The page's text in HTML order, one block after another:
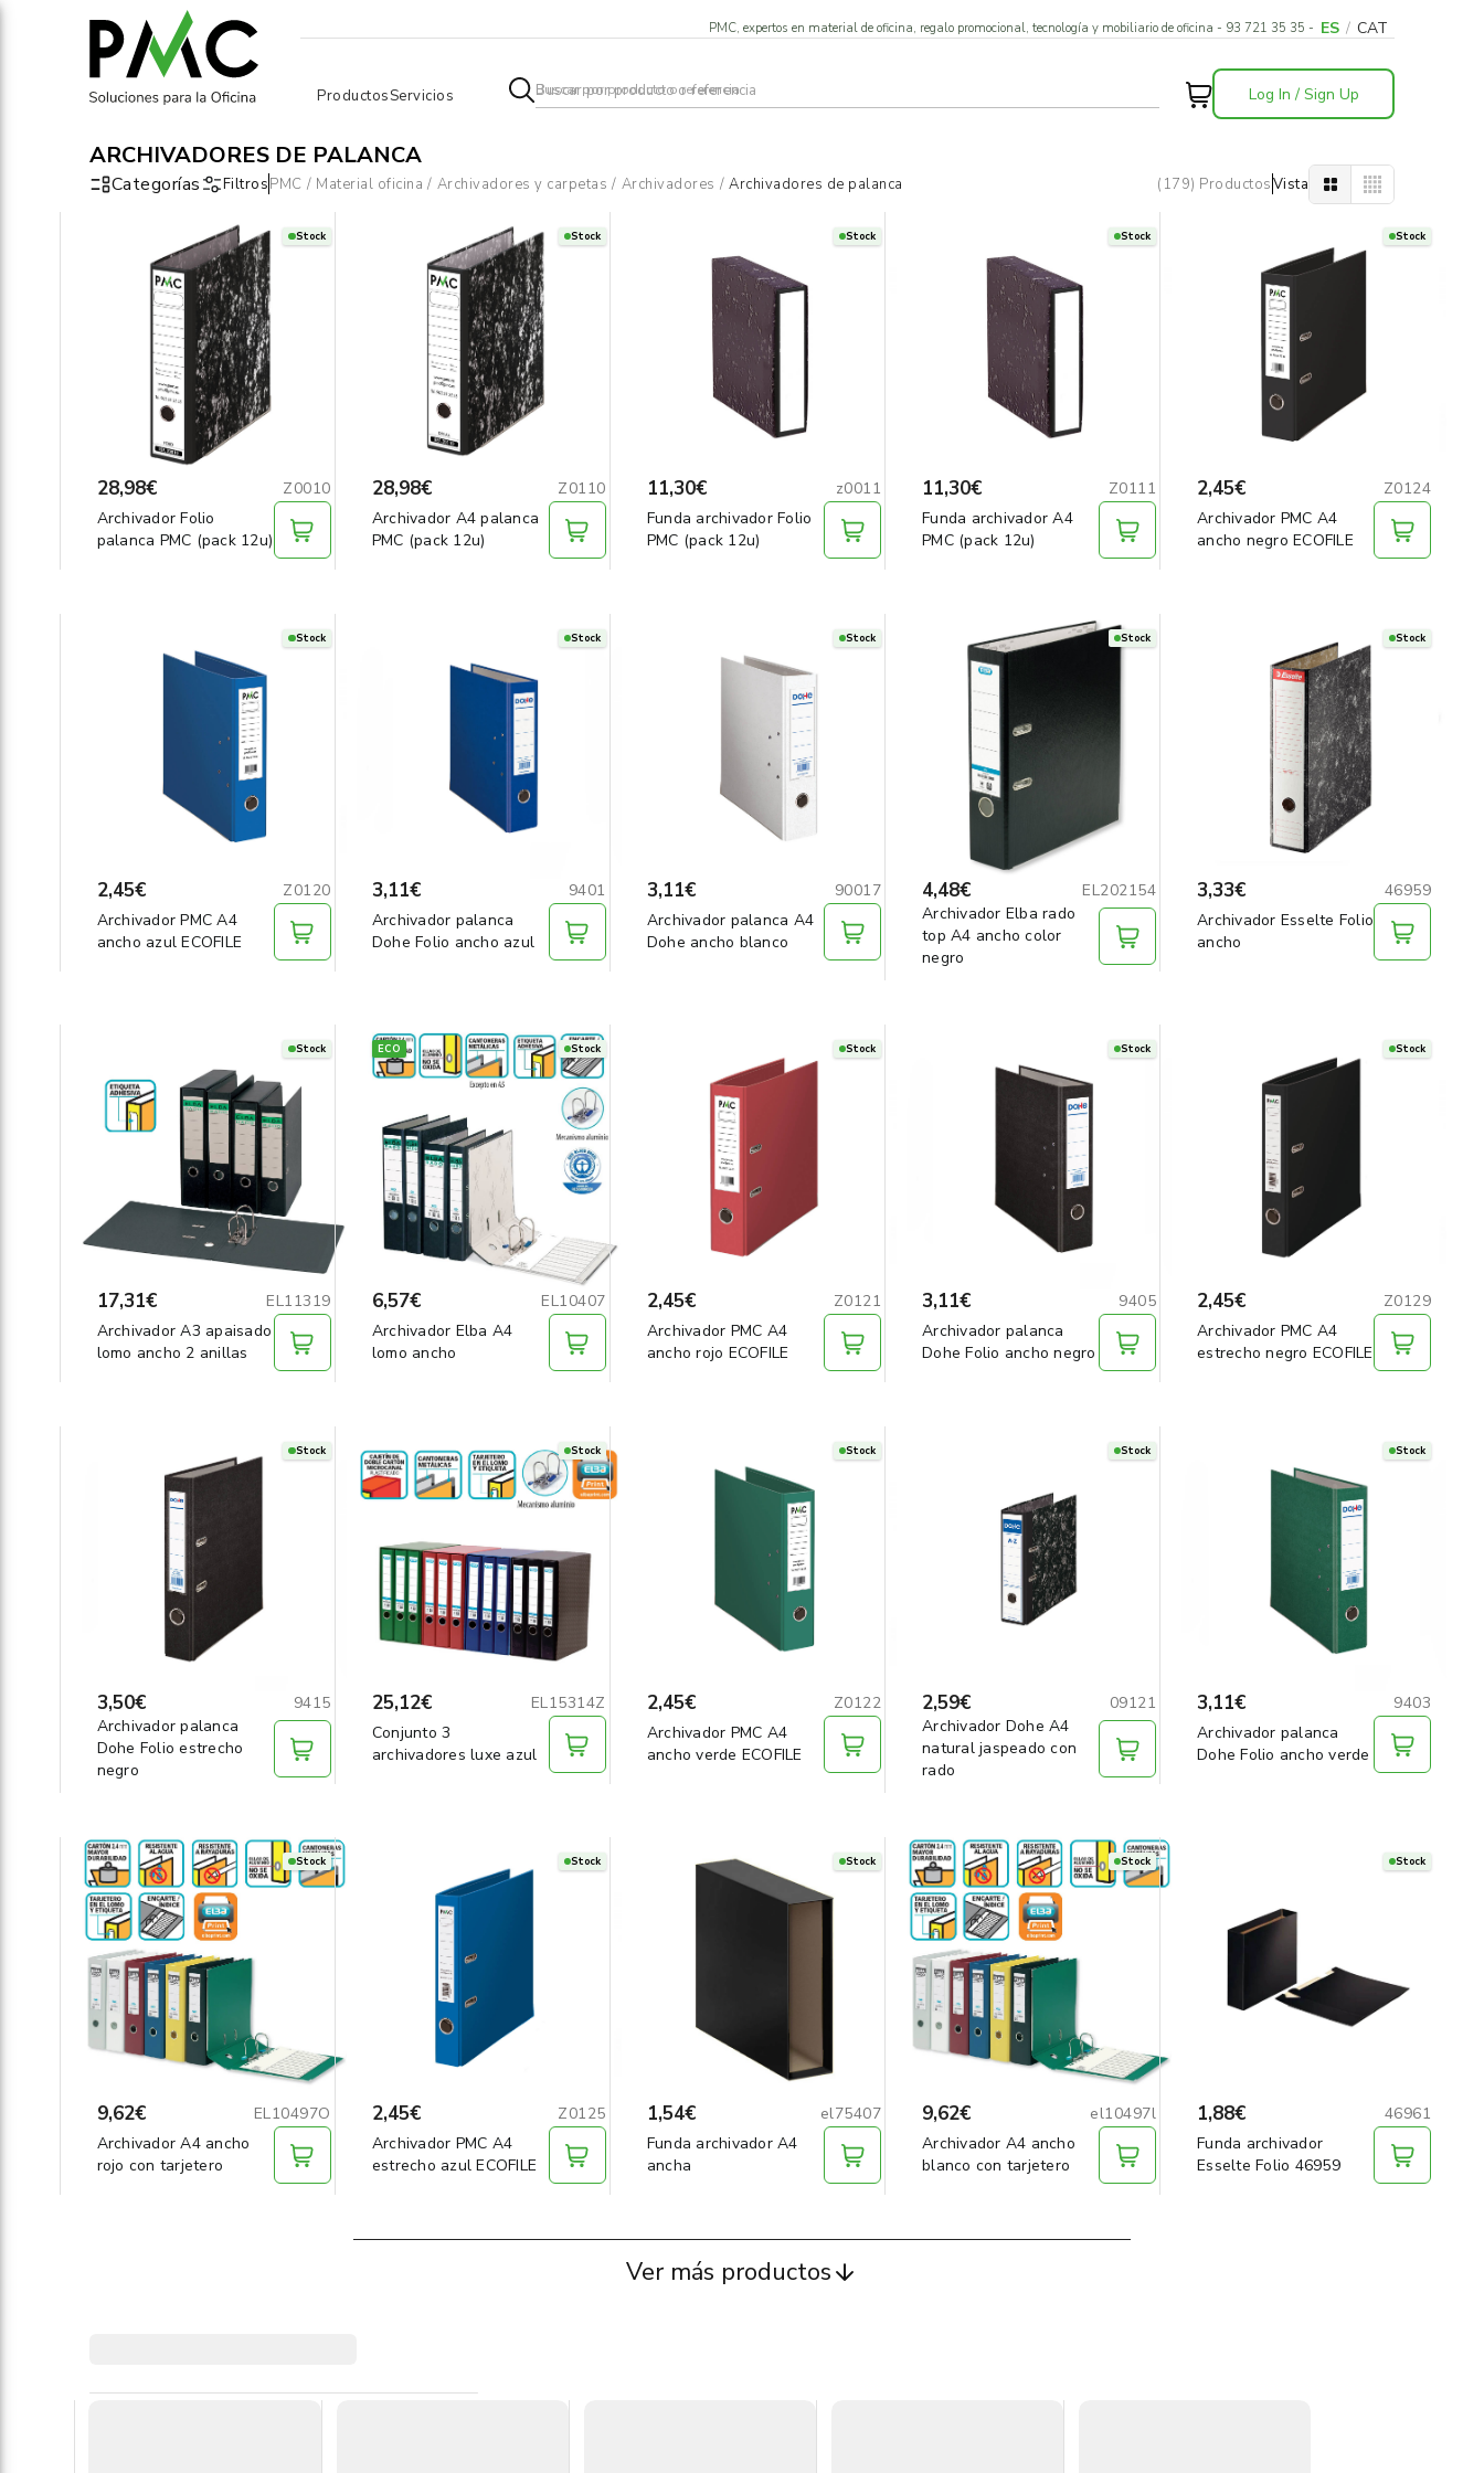
PMC, expertos en material de oficina, regalo promocional, tecnología y mobiliario de oficina - 93 721 35 35 - ES / CAT
ProductosServicios Log In / Sign Up
ARCHIVADORES DE PALANCA
Categorías FiltrosPMC / Material oficina / Archivadores y carpetas / Archivadores / Archivadores de palanca (179) ProductosVista
Stock
28,98€
Z0010
Archivador Folio
palanca PMC (pack 12u)
Stock
28,98€
Z0110
Archivador A4 palanca
PMC (pack 12u)
Stock
11,30€
z0011
Funda archivador Folio
PMC (pack 12u)
Stock
11,30€
Z0111
Funda archivador A4
PMC (pack 12u)
Stock
2,45€
Z0124
Archivador PMC A4
ancho negro ECOFILE
Stock
2,45€
Z0120
Archivador PMC A4
ancho azul ECOFILE
Stock
3,11€
9401
Archivador palanca
Dohe Folio ancho azul
Stock
3,11€
90017
Archivador palanca A4
Dohe ancho blanco
Stock
4,48€
EL202154
Archivador Elba rado
top A4 ancho color
negro
Stock
3,33€
46959
Archivador Esselte Folio
ancho
Stock
17,31€
EL11319
Archivador A3 apaisado
lomo ancho 2 anillas
ECO Stock
6,57€
EL10407
Archivador Elba A4
lomo ancho
Stock
2,45€
Z0121
Archivador PMC A4
ancho rojo ECOFILE
Stock
3,11€
9405
Archivador palanca
Dohe Folio ancho negro
Stock
2,45€
Z0129
Archivador PMC A4
estrecho negro ECOFILE
Stock
3,50€
9415
Archivador palanca
Dohe Folio estrecho
negro
Stock
25,12€
EL15314Z
Conjunto 3
archivadores luxe azul
Stock
2,45€
Z0122
Archivador PMC A4
ancho verde ECOFILE
Stock
2,59€
09121
Archivador Dohe A4
natural jaspeado con
rado
Stock
3,11€
9403
Archivador palanca
Dohe Folio ancho verde
Stock
9,62€
EL10497O
Archivador A4 ancho
rojo con tarjetero
Stock
2,45€
Z0125
Archivador PMC A4
estrecho azul ECOFILE
Stock
1,54€
el75407
Funda archivador A4
ancha
Stock
9,62€
el10497l
Archivador A4 ancho
blanco con tarjetero
Stock
1,88€
46961
Funda archivador
Esselte Folio 46959
Ver más productos